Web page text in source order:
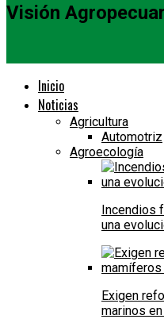
Visión
Inicio
Noticias
Agricultura
Automotriz
Agroecología
Incendios
una
Exigen
marinos